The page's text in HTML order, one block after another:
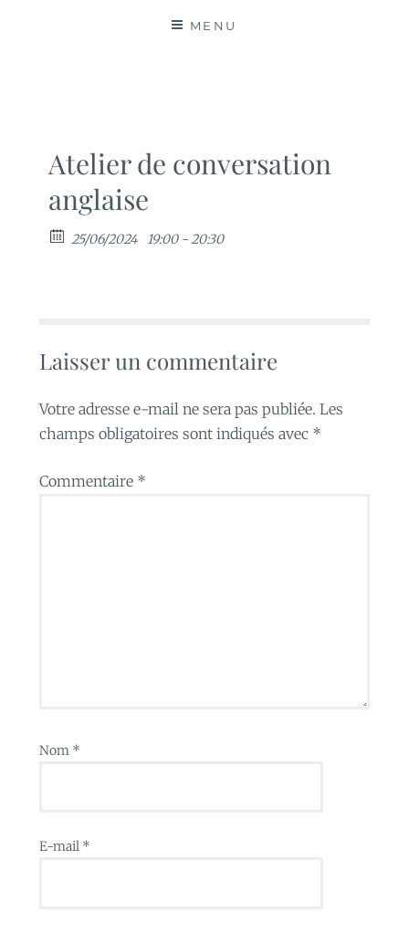
MENU
Atelier de conversation
anglaise
25/06/2024 19:00 - 20:30
Laisser un commentaire
Votre adresse e-mail ne sera pas publiée. Les
champs obligatoires sont indiqués avec *
Commentaire *
Nom *
E-mail *